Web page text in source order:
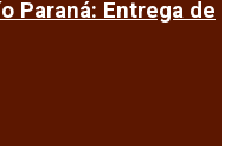
Paraná: Entrega de